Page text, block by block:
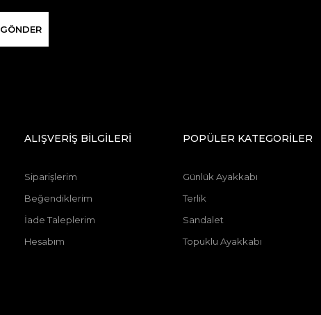
GÖNDER
ALIŞVERİŞ BİLGİLERİ
Siparişlerim
Beğendiklerim
İade Taleplerim
Hesabım
POPÜLER KATEGORİLER
Günlük Ayakkabı
Terlik
Sandalet
Topuklu Ayakkabı